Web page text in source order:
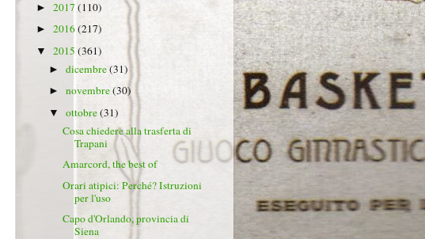
► 2017 (110)
► 2016(217)
▼ 2015 (361)
►dicembre(31)
►novembre(30)
▼ottobre(31)
Cosa chiedere alla trasferta di
Trapani
Amarcord, the best of
Orari atipici: Perché? Istruzioni
per l'uso
Capo d'Orlando, provincia di
Siena